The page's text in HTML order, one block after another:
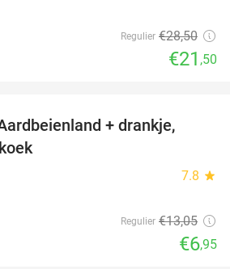
Regulier €28,50
€21 ,50
+ drankje,
7.8 star
Regulier €13,05
€6,95